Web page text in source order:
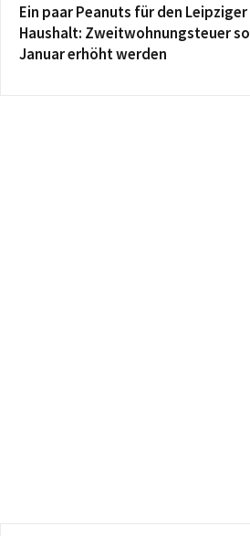
Ein paar Peanuts für den Leipziger
Haushalt: Zweitwohnungsteuer
Januar erhöht werden